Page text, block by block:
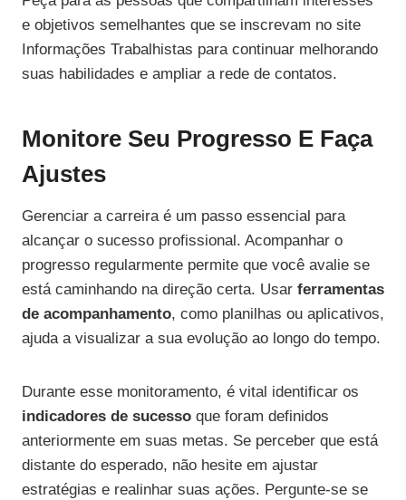
e objetivos semelhantes que se inscrevam no site
Informações Trabalhistas para continuar melhorando
suas habilidades e ampliar a rede de contatos.
Monitore Seu Progresso E Faça
Ajustes
Gerenciar a carreira é um passo essencial para
alcançar o sucesso profissional. Acompanhar o
progresso regularmente permite que você avalie se
está caminhando na direção certa. Usar ferramentas
de acompanhamento, como planilhas ou aplicativos,
ajuda a visualizar a sua evolução ao longo do tempo.
Durante esse monitoramento, é vital identificar os
indicadores de sucesso que foram definidos
anteriormente em suas metas. Se perceber que está
distante do esperado, não hesite em ajustar
estratégias e realinhar suas ações. Pergunte-se se